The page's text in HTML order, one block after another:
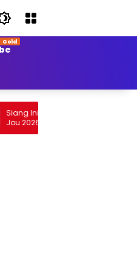
Festival Tao Toba Jou
Onan Baru Pangururan:
Marsada Band